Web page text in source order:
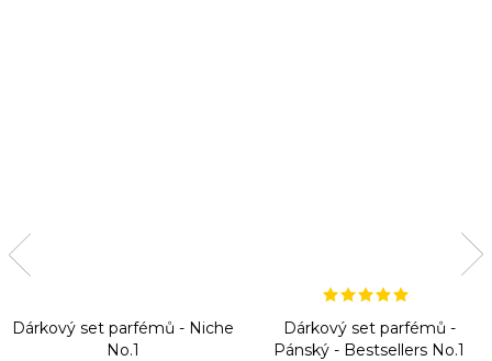
Dárkový set parfémů - Niche
No.1
Dárkový set parfémů -
Pánský - Bestsellers No.1